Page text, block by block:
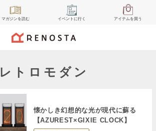
マガジンを読む イベント に行く アイテムを買う
レトロモダン
懐かしき幻想的な光が現代に蘇る
【AZUREST×GIXIE CLOCK】